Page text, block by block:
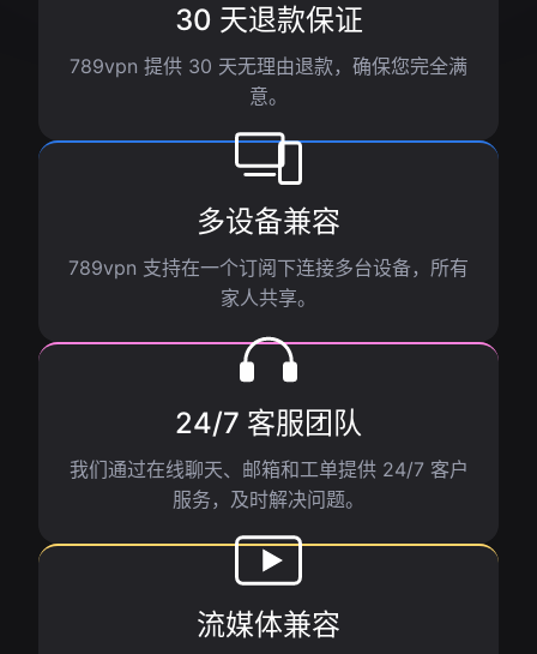
30 天退款保证
789vpn 提供 30 天无理由退款，确保您完全满
意。
多设备兼容
789vpn 支持在一个订阅下连接多台设备，所有
家人共享。
24/7 客服团队
我们通过在线聊天、邮箱和工单提供 24/7 客户
服务，及时解决问题。
流媒体兼容